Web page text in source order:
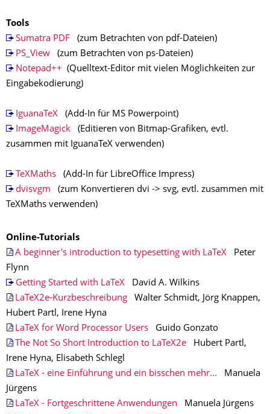
Tools
Sumatra PDF(zum Betrachten von pdf-Dateien)
PS_View(zum Betrachten von ps-Dateien)
Notepad++ (Quelltext-Editor mit vielen Möglichkeiten zur
Eingabekodierung)
IguanaTeX(Add-In für MS Powerpoint)
ImageMagick(Editieren von Bitmap-Grafiken, evtl.
zusammen mit IguanaTeX verwenden)
TeXMaths(Add-In für LibreOffice Impress)
dvisvgm (zum Konvertieren dvi -> svg, evtl. zusammen mit
TeXMaths verwenden)
Online-Tutorials
A beginner's introduction to typesetting with LaTeX Peter
Flynn
Getting Started with LaTeXDavid A. Wilkins
LaTeX2e-Kurzbeschreibung Walter Schmidt, Jörg Knappen,
Hubert Partl, Irene Hyna
LaTeX for Word Processor Users Guido Gonzato
The Not So Short Introduction to LaTeX2e Hubert Partl,
Irene Hyna, Elisabeth Schlegl
LaTeX - eine Einführung und ein bisschen mehr... Manuela
Jürgens
LaTeX - Fortgeschrittene Anwendungen Manuela Jürgens